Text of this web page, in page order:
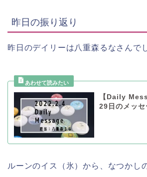
昨日の振り返り
昨日のデイリーは八重森るなさんで
【Daily
29日のメッセ
ルーンのイス（氷）から、なつかし